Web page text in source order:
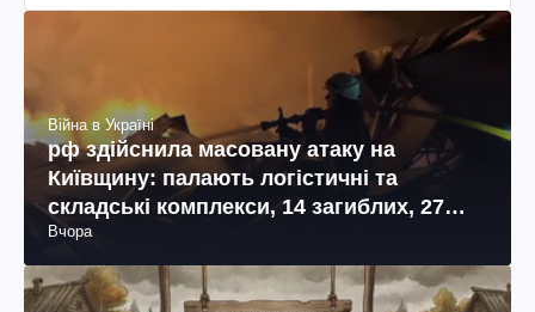
Війна в Україні
рф здійснила масовану атаку на
Київщину: палають логістичні та
складські комплекси, 14 загиблих, 27
поранених (фото, відео)
Вчора